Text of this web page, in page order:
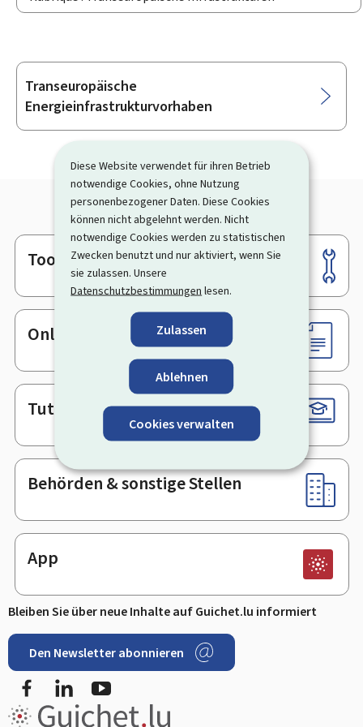
Diese Website verwendet für ihren Betrieb
notwendige Cookies, ohne Nutzung
personenbezogener Daten. Diese Cookies
können nicht abgelehnt werden. Nicht
notwendige Cookies werden zu statistischen
Zwecken benutzt und nur aktiviert, wenn Sie
sie zulassen. Unsere
Datenschutzbestimmungen lesen.
Zulassen
Ablehnen
Cookies verwalten
Unterrubriken
Transeuropäische
Energieinfrastrukturvorhaben
Footer
Tools
Online-Dienste & Formulare
Tutorials
Behörden & sonstige Stellen
App
Bleiben Sie über neue Inhalte auf Guichet.lu informiert
Den Newsletter abonnieren
FacebookLinkedIn